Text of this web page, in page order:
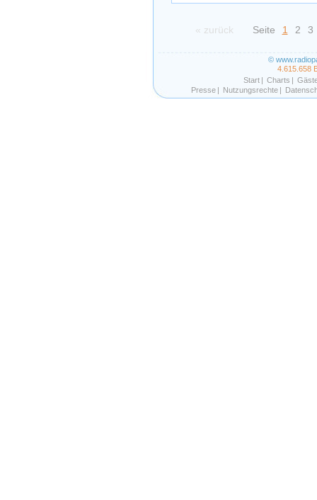
« zurück Seite 1 2 3
©
4.615.658
Start | Charts |
Presse | Nutzungsrechte |